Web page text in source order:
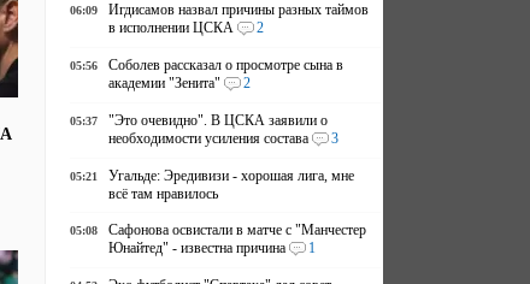
06:09
Игдисамов назвал причины разных таймов
в исполнении ЦСКА
2
05:56
Соболев рассказал о просмотре сына в
академии "Зенита"
2
05:37
"Это очевидно". В ЦСКА заявили о
необходимости усиления состава
3
05:21
Угальде: Эредивизи - хорошая лига, мне
всё там нравилось
05:08
Сафонова освистали в матче с "Манчестер
Юнайтед" - известна причина
1